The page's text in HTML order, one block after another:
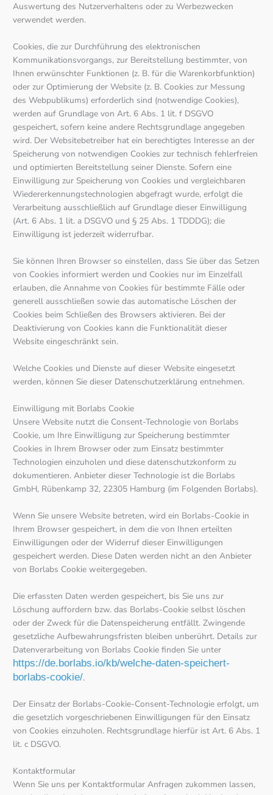
Auswertung des Nutzerverhaltens oder zu Werbezwecken
verwendet werden.
Cookies, die zur Durchführung des elektronischen
Kommunikationsvorgangs, zur Bereitstellung bestimmter, von
Ihnen erwünschter Funktionen (z. B. für die Warenkorbfunktion)
oder zur Optimierung der Website (z. B. Cookies zur Messung
des Webpublikums) erforderlich sind (notwendige Cookies),
werden auf Grundlage von Art. 6 Abs. 1 lit. f DSGVO
gespeichert, sofern keine andere Rechtsgrundlage angegeben
wird. Der Websitebetreiber hat ein berechtigtes Interesse an der
Speicherung von notwendigen Cookies zur technisch fehlerfreien
und optimierten Bereitstellung seiner Dienste. Sofern eine
Einwilligung zur Speicherung von Cookies und vergleichbaren
Wiedererkennungstechnologien abgefragt wurde, erfolgt die
Verarbeitung ausschließlich auf Grundlage dieser Einwilligung
(Art. 6 Abs. 1 lit. a DSGVO und § 25 Abs. 1 TDDDG); die
Einwilligung ist jederzeit widerrufbar.
Sie können Ihren Browser so einstellen, dass Sie über das Setzen
von Cookies informiert werden und Cookies nur im Einzelfall
erlauben, die Annahme von Cookies für bestimmte Fälle oder
generell ausschließen sowie das automatische Löschen der
Cookies beim Schließen des Browsers aktivieren. Bei der
Deaktivierung von Cookies kann die Funktionalität dieser
Website eingeschränkt sein.
Welche Cookies und Dienste auf dieser Website eingesetzt
werden, können Sie dieser Datenschutzerklärung entnehmen.
Einwilligung mit Borlabs Cookie
Unsere Website nutzt die Consent-Technologie von Borlabs
Cookie, um Ihre Einwilligung zur Speicherung bestimmter
Cookies in Ihrem Browser oder zum Einsatz bestimmter
Technologien einzuholen und diese datenschutzkonform zu
dokumentieren. Anbieter dieser Technologie ist die Borlabs
GmbH, Rübenkamp 32, 22305 Hamburg (im Folgenden Borlabs).
Wenn Sie unsere Website betreten, wird ein Borlabs-Cookie in
Ihrem Browser gespeichert, in dem die von Ihnen erteilten
Einwilligungen oder der Widerruf dieser Einwilligungen
gespeichert werden. Diese Daten werden nicht an den Anbieter
von Borlabs Cookie weitergegeben.
Die erfassten Daten werden gespeichert, bis Sie uns zur
Löschung auffordern bzw. das Borlabs-Cookie selbst löschen
oder der Zweck für die Datenspeicherung entfällt. Zwingende
gesetzliche Aufbewahrungsfristen bleiben unberührt. Details zur
Datenverarbeitung von Borlabs Cookie finden Sie unter
https://de.borlabs.io/kb/welche-daten-speichert-
borlabs-cookie/.
Der Einsatz der Borlabs-Cookie-Consent-Technologie erfolgt, um
die gesetzlich vorgeschriebenen Einwilligungen für den Einsatz
von Cookies einzuholen. Rechtsgrundlage hierfür ist Art. 6 Abs. 1
lit. c DSGVO.
Kontaktformular
Wenn Sie uns per Kontaktformular Anfragen zukommen lassen,